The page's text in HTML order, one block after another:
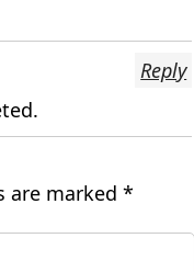
Reply
are marked *